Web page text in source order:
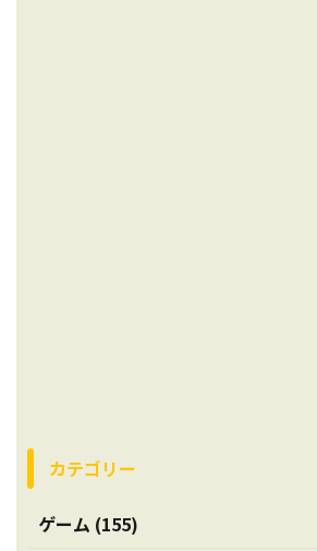
カテゴリー
ゲーム (155)